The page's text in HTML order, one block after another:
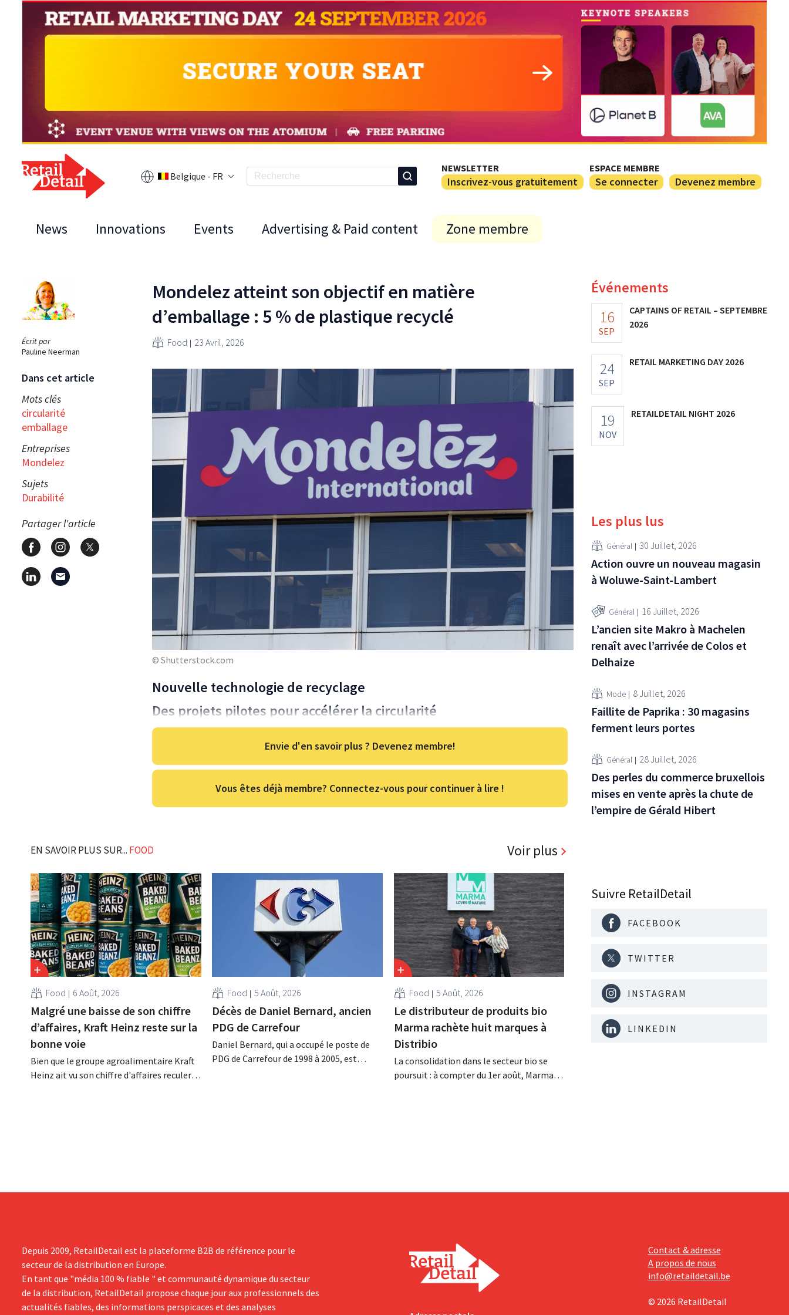
Belgique - FR
NEWSLETTER
Inscrivez-vous gratuitement
ESPACE MEMBRE
Se connecter Devenez membre
News Innovations Events Advertising & Paid content Zone membre
Écrit par
Pauline Neerman
Dans cet article
Mots clés
circularité
emballage
Entreprises
Mondelez
Sujets
Durabilité
Partager l'article
Mondelez atteint son objectif en matière
d’emballage : 5 % de plastique recyclé
Food 23 Avril, 2026
© Shutterstock.com
Nouvelle technologie de recyclage
Des projets pilotes pour accélérer la circularité
Envie d'en savoir plus ? Devenez membre!
Vous êtes déjà membre? Connectez-vous pour continuer à lire !
EN SAVOIR PLUS SUR... FOOD Voir plus
Food 6 Août, 2026
Malgré une baisse de son chiffre
d’affaires, Kraft Heinz reste sur la
bonne voie
Bien que le groupe agroalimentaire Kraft
Heinz ait vu son chiffre d'affaires reculer
Food 5 Août, 2026
Décès de Daniel Bernard, ancien
PDG de Carrefour
Daniel Bernard, qui a occupé le poste de
PDG de Carrefour de 1998 à 2005, est
Food 5 Août, 2026
Le distributeur de produits bio
Marma rachète huit marques à
Distribio
La consolidation dans le secteur bio se
poursuit : à compter du 1er août, Marma,
Événements
16
SEP
CAPTAINS OF RETAIL – SEPTEMBRE
2026
24
SEP
RETAIL MARKETING DAY 2026
19
NOV
RETAILDETAIL NIGHT 2026
Les plus lus
Général 30 Juillet, 2026
Action ouvre un nouveau magasin
à Woluwe-Saint-Lambert
Général 16 Juillet, 2026
L’ancien site Makro à Machelen
renaît avec l’arrivée de Colos et
Delhaize
Mode 8 Juillet, 2026
Faillite de Paprika : 30 magasins
ferment leurs portes
Général 28 Juillet, 2026
Des perles du commerce bruxellois
mises en vente après la chute de
l’empire de Gérald Hibert
Suivre RetailDetail
FACEBOOK
TWITTER
INSTAGRAM
LINKEDIN
Depuis 2009, RetailDetail est la plateforme B2B de référence pour le
secteur de la distribution en Europe.
En tant que "média 100 % fiable " et communauté dynamique du secteur
de la distribution, RetailDetail propose chaque jour aux professionnels des
actualités fiables, des informations perspicaces et des analyses
Contact & adresse
A propos de nous
info@retaildetail.be
© 2026 RetailDetail